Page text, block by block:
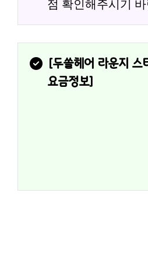
점 확인해주시기
[두쏠헤어 라운지 스
요금정보]